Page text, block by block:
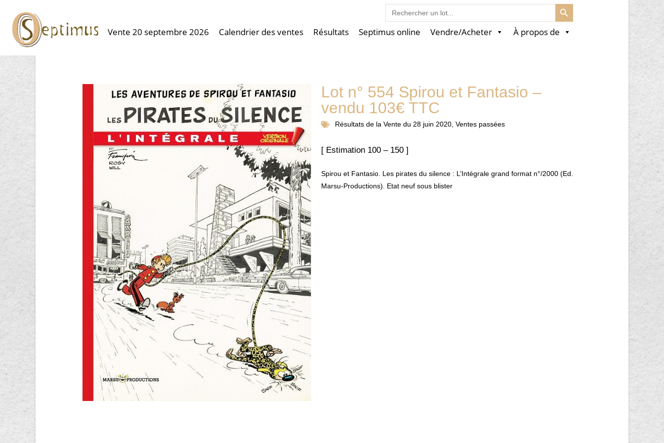
Search
for:
SEARCH BUTTON
Vente 20 septembre 2026 Calendrier des ventes Résultats Septimus online Vendre/Acheter À propos de
Lot n° 554 Spirou et Fantasio –
vendu 103€ TTC
Résultats de la Vente du 28 juin 2020, Ventes passées
[ Estimation 100 – 150 ]
Spirou et Fantasio. Les pirates du silence : L’Intégrale grand format n°/2000 (Ed.
Marsu-Productions). Etat neuf sous blister